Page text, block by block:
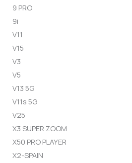
9 PRO
9i
V11
V15
V3
V5
V13 5G
V11s 5G
V25
X3 SUPER ZOOM
X50 PRO PLAYER
X2-SPAIN